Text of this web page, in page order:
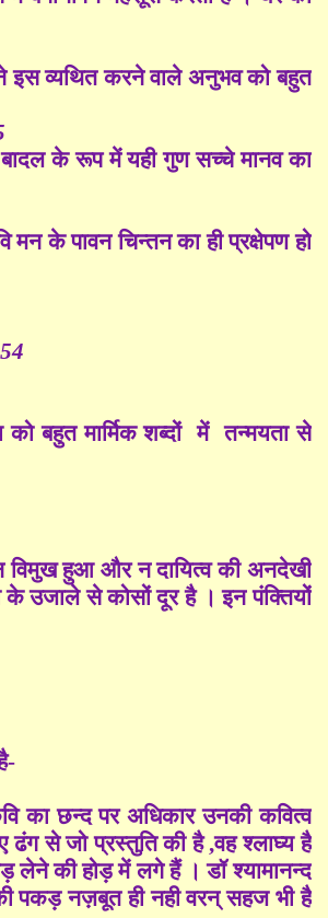
व्यथित करने वाले अनुभव को बहुत
के रूप में यही गुण सच्चे मानव का
के पावन चिन्तन का ही प्रक्षेपण हो
को बहुत मार्मिक शब्दों में तन्मयता से
हुआ और न दायित्व की अनदेखी
के उजाले से कोसों दूर है । इन पंक्तियों
का छन्द पर अधिकार उनकी कवित्व
से जो प्रस्तुति की है ,वह श्लाघ्य है
लेने की होड़ में लगे हैं । डॉ श्यामानन्द
पकड़ नज़बूत ही नही वरन् सहज भी है